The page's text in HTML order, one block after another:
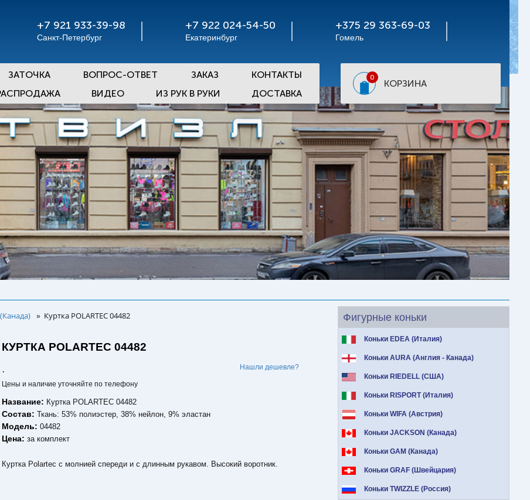
+7 921 933-39-98
Санкт-Петербург
+7 922 024-54-50
Екатеринбург
+375 29 363-69-03
Гомель
ЗАТОЧКА ВОПРОС-ОТВЕТ ЗАКАЗ
КОНТАКТЫ
ВИДЕО ИЗ РУК В РУКИ ДОСТАВКА
0
КОРЗИНА
Фигурные коньки
Коньки EDEA (Италия)
Коньки AURA (Англия - Канада)
Коньки RIEDELL (США)
Коньки RISPORT (Италия)
Коньки WIFA (Австрия)
Коньки JACKSON (Канада)
Коньки GAM (Канада)
Коньки GRAF (Швейцария)
Коньки TWIZZLE (Россия)
» Куртка POLARTEC 04482
КУРТКА POLARTEC 04482
. Нашли дешевле?
Цены и наличие уточняйте по телефону
Название: Куртка POLARTEC 04482
Состав:Ткань: 53% полиэстер, 38% нейлон, 9% эластан
Модель:04482
Цена:за комплект
Куртка Polartec с молнией спереди и с длинным рукавом. Высокий воротник.